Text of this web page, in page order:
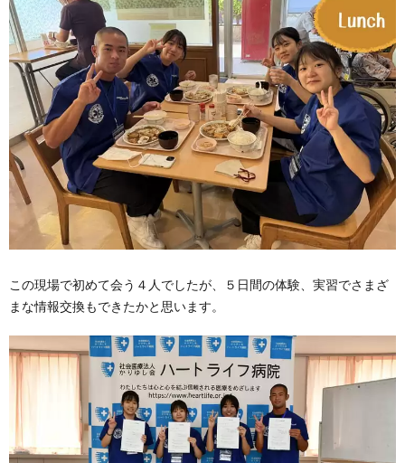
この現場で初めて会う４人でしたが、５日間の体験、実習でさまざ
まな情報交換もできたかと思います。